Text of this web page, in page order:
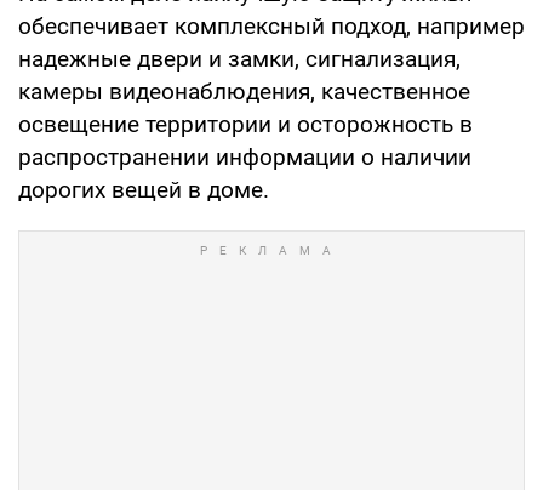
обеспечивает комплексный подход, например
надежные двери и замки, сигнализация,
камеры видеонаблюдения, качественное
освещение территории и осторожность в
распространении информации о наличии
дорогих вещей в доме.